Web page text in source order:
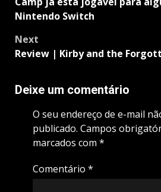
Nintendo Switch
Next
Review | Kirby and the
Deixe um comentário
O seu endereço de e-mail
publicado. Campos
marcados com *
Comentário *